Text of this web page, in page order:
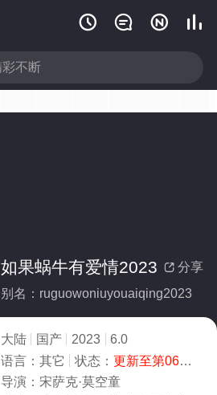
   
 分享
如果蜗牛有爱情2023
别名：ruguowoniuyouaiqing2023
大陆 国产 2023
6.0
语言： 其它 状态： 更新至第06集
导演： 宋萨克·莫空童